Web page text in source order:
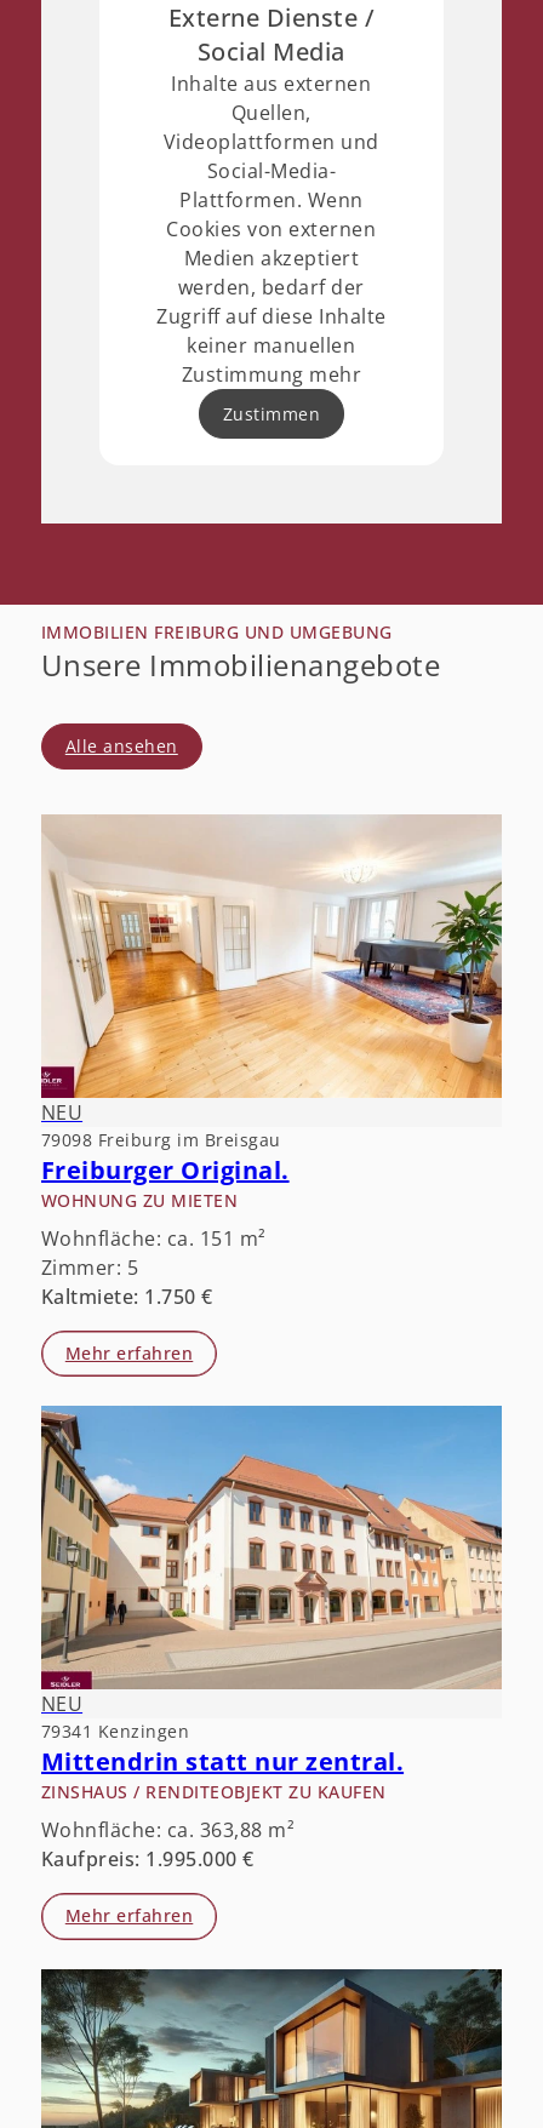
Externe Dienste /
Social Media
Inhalte aus externen
Quellen,
Videoplattformen und
Social-Media-
Plattformen. Wenn
Cookies von externen
Medien akzeptiert
werden, bedarf der
Zugriff auf diese Inhalte
keiner manuellen
Zustimmung mehr
Zustimmen
IMMOBILIEN FREIBURG UND UMGEBUNG
Unsere Immobilienangebote
Alle ansehen
NEU
79098 Freiburg im Breisgau
Freiburger Original.
WOHNUNG ZU MIETEN
Wohnfläche: ca. 151 m²
Zimmer: 5
Kaltmiete: 1.750 €
Mehr erfahren
NEU
79341 Kenzingen
Mittendrin statt nur zentral.
ZINSHAUS / RENDITEOBJEKT ZU KAUFEN
Wohnfläche: ca. 363,88 m²
Kaufpreis: 1.995.000 €
Mehr erfahren